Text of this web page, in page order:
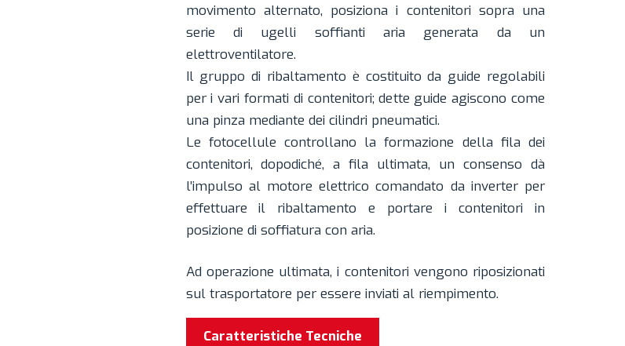
movimento alternato, posiziona i contenitori sopra una
serie di ugelli soffianti aria generata da un
elettroventilatore.
Il gruppo di ribaltamento è costituito da guide regolabili
per i vari formati di contenitori; dette guide agiscono come
una pinza mediante dei cilindri pneumatici.
Le fotocellule controllano la formazione della fila dei
contenitori, dopodiché, a fila ultimata, un consenso dà
l’impulso al motore elettrico comandato da inverter per
effettuare il ribaltamento e portare i contenitori in
posizione di soffiatura con aria.
Ad operazione ultimata, i contenitori vengono riposizionati
sul trasportatore per essere inviati al riempimento.
Caratteristiche Tecniche